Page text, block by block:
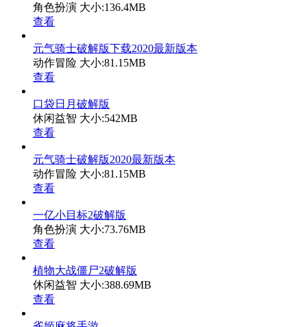
角色扮演 大小:136.4MB
查看
元气骑士破解版下载2020最新版本
动作冒险 大小:81.15MB
查看
口袋日月破解版
休闲益智 大小:542MB
查看
元气骑士破解版2020最新版本
动作冒险 大小:81.15MB
查看
一亿小目标2破解版
角色扮演 大小:73.76MB
查看
植物大战僵尸2破解版
休闲益智 大小:388.69MB
查看